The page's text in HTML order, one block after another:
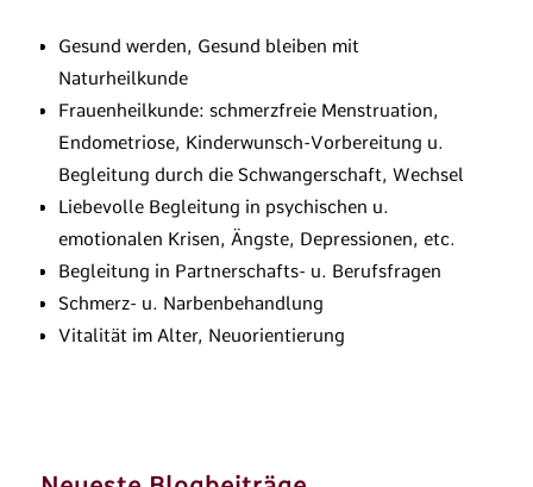
Gesund werden, Gesund bleiben mit
Naturheilkunde
Frauenheilkunde: schmerzfreie Menstruation,
Endometriose, Kinderwunsch-Vorbereitung u.
Begleitung durch die Schwangerschaft, Wechsel
Liebevolle Begleitung in psychischen u.
emotionalen Krisen, Ängste, Depressionen, etc.
Begleitung in Partnerschafts- u. Berufsfragen
Schmerz- u. Narbenbehandlung
Vitalität im Alter, Neuorientierung